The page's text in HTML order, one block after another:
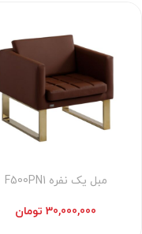
مبل یک نفره F500PN1
30,000,000 تومان